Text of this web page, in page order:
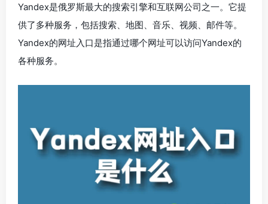
Yandex是俄罗斯最大的搜索引擎和互联网公司之一。它提
供了多种服务，包括搜索、地图、音乐、视频、邮件等。
Yandex的网址入口是指通过哪个网址可以访问Yandex的
各种服务。